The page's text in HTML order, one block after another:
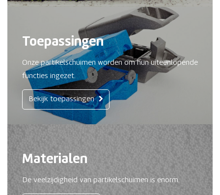
Toepassingen
Onze partikelschuimen worden om hun uiteenlopende
functies ingezet.
Bekijk toepassingen
Materialen
De veelzijdigheid van partikelschuimen is enorm.